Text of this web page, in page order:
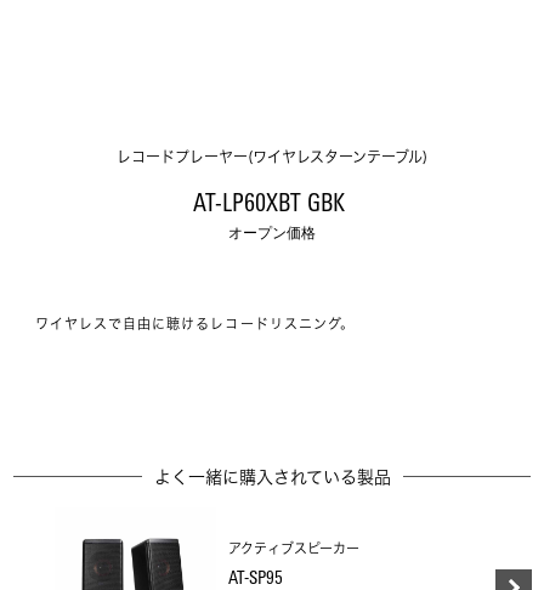
レコードプレーヤー(ワイヤレスターンテーブル)
AT-LP60XBT GBK
オープン価格
ワイヤレスで自由に聴けるレコードリスニング。
よく一緒に購入されている製品
アクティブスピーカー
AT-SP95